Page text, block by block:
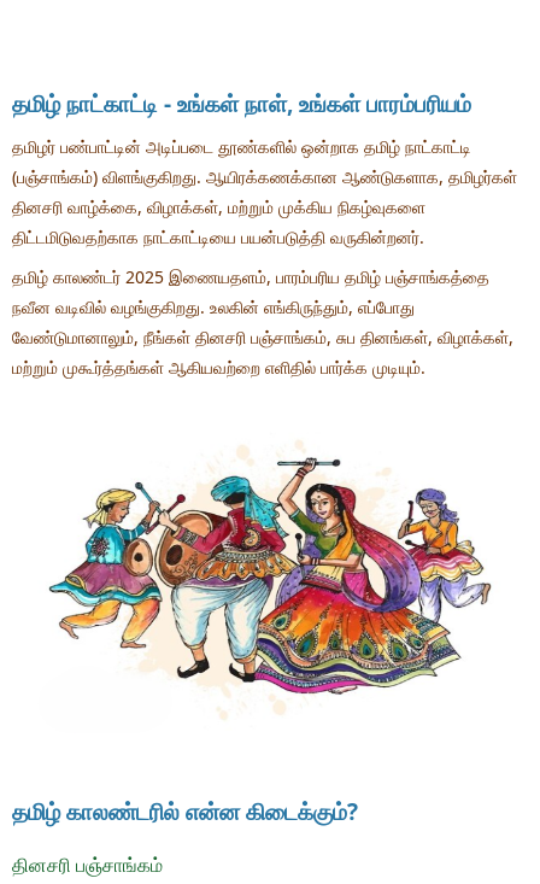
தமிழ் நாட்காட்டி - உங்கள் நாள், உங்கள் பாரம்பரியம்
தமிழர் பண்பாட்டின் அடிப்படை தூண்களில் ஒன்றாக தமிழ் நாட்காட்டி
(பஞ்சாங்கம்) விளங்குகிறது. ஆயிரக்கணக்கான ஆண்டுகளாக, தமிழர்கள்
தினசரி வாழ்க்கை, விழாக்கள், மற்றும் முக்கிய நிகழ்வுகளை
திட்டமிடுவதற்காக நாட்காட்டியை பயன்படுத்தி வருகின்றனர்.
தமிழ் காலண்டர் 2025 இணையதளம், பாரம்பரிய தமிழ் பஞ்சாங்கத்தை
நவீன வடிவில் வழங்குகிறது. உலகின் எங்கிருந்தும், எப்போது
வேண்டுமானாலும், நீங்கள் தினசரி பஞ்சாங்கம், சுப தினங்கள், விழாக்கள்,
மற்றும் முகூர்த்தங்கள் ஆகியவற்றை எளிதில் பார்க்க முடியும்.
தமிழ் காலண்டரில் என்ன கிடைக்கும்?
தினசரி பஞ்சாங்கம்